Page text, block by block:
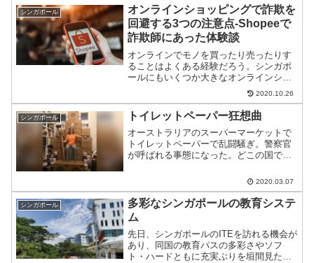
シンガポール
オンラインショッピングで詐欺を
回避する3つの注意点-Shopeeで
詐欺師にあった体験談
オンラインでモノを買ったり売ったりす
ることはよくある経験だろう。シンガポ
ールにもいくつか大きなオンラインショ
ッピングサービスがあるが、そこでプロ
詐欺師と出会った。そのやり口と注意点
をご紹介する。
2020.10.26
シンガポール トイレットペーパー狂想曲
オーストラリアのスーパーマーケットで
トイレットペーパーで乱闘騒ぎ。警察官
が呼ばれる事態になった。どこの国でも
2020.03.07
シンガポール
多彩なシンガポールの教育システ
ム
先日、シンガポールのITEを訪れる機会が
あり、同国の教育パスの多彩さやソフ
ト・ハードともに充実ぶりを垣間見たの